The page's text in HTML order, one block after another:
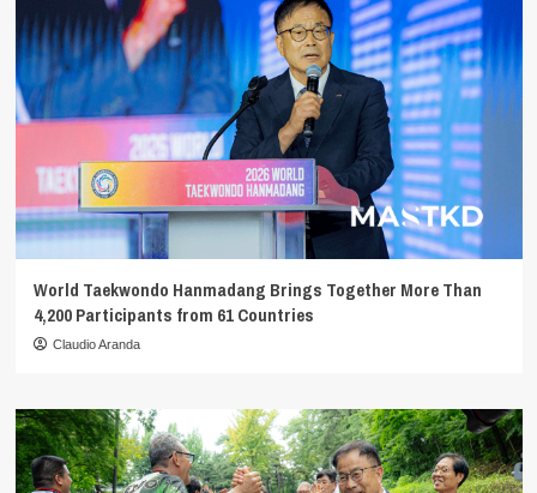
World Taekwondo Hanmadang Brings Together More Than
4,200 Participants from 61 Countries
Claudio Aranda